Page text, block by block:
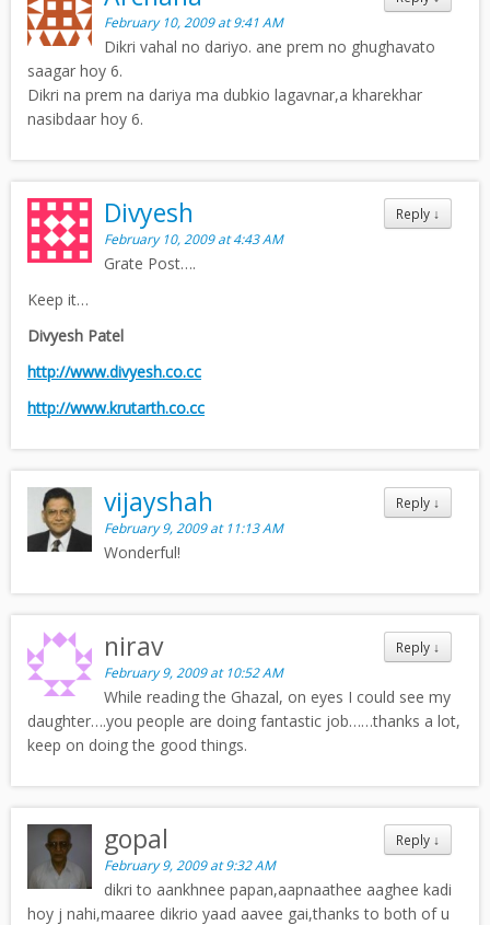
February 10, 2009 at 9:41 AM
Dikri vahal no dariyo. ane prem no ghughavato
saagar hoy 6.
Dikri na prem na dariya ma dubkio lagavnar,a kharekhar
nasibdaar hoy 6.
Reply ↓
Divyesh
February 10, 2009 at 4:43 AM
Grate Post….
Keep it…
Divyesh Patel
http://www.divyesh.co.cc
http://www.krutarth.co.cc
Reply ↓
vijayshah
February 9, 2009 at 11:13 AM
Wonderful!
Reply ↓
nirav
February 9, 2009 at 10:52 AM
While reading the Ghazal, on eyes I could see my
daughter….you people are doing fantastic job……thanks a lot,
keep on doing the good things.
Reply ↓
gopal
February 9, 2009 at 9:32 AM
dikri to aankhnee papan,aapnaathee aaghee kadi
hoy j nahi,maaree dikrio yaad aavee gai,thanks to both of u